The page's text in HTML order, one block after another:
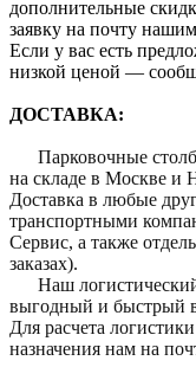
дополнительные
заявку на почту
Если у вас есть
низкой ценой —
ДОСТАВКА:
Парковочные
на складе в Москве и
Доставка в любые
транспортными
Сервис, а также
заказах).
Наш логистический
выгодный и быстрый
Для расчета
назначения нам на